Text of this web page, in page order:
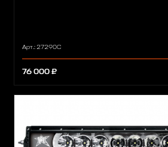
Арт.: 27290C
76 000 ₽